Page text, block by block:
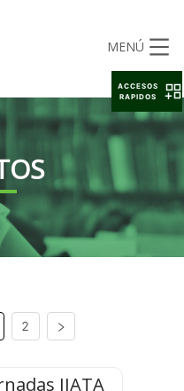
MENÚ
2
IIATA
ACCESOS
RAPIDOS